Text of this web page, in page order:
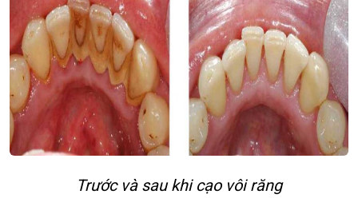
Trước và sau khi cạo vôi răng